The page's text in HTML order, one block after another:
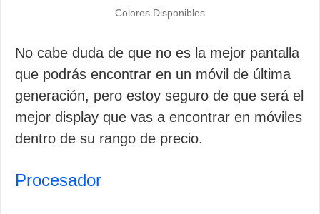
Colores Disponibles
No cabe duda de que no es la mejor pantalla
que podrás encontrar en un móvil de última
generación, pero estoy seguro de que será el
mejor display que vas a encontrar en móviles
dentro de su rango de precio.
Procesador